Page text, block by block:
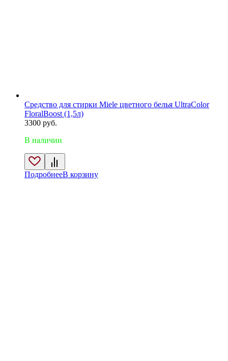
Средство для стирки Miele цветного белья UltraColor
FloralBoost (1,5л)
3300 руб.
В наличии
ПодробнееВ корзину